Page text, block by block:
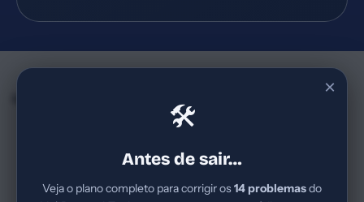
×
🛠
Antes de sair…
Veja o plano completo para corrigir os14 problemasdo
SaaS B2B de plataforma de
grandes empresas, com foco
Empresa SaaS B2B de alto
marcas que necessitam de